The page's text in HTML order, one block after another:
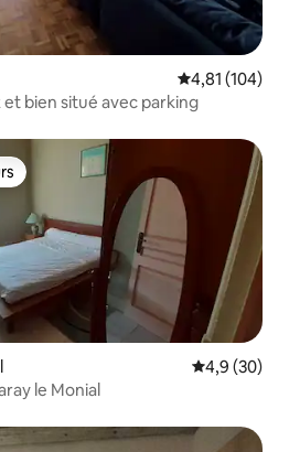
Note
4,81 (104)
bien situé avec parking
Note
4,9 (30)
le Monial